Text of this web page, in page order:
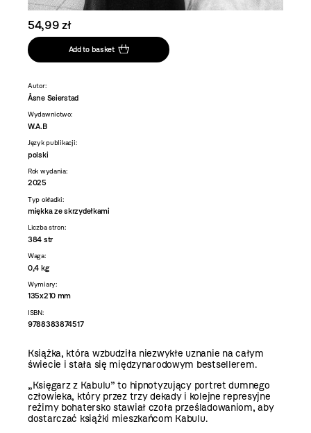
54,99 zł
Add to basket
Autor:
Åsne Seierstad
Wydawnictwo:
W.A.B
Język publikacji:
polski
Rok wydania:
2025
Typ okładki:
miękka ze skrzydełkami
Liczba stron:
384 str
Waga:
0,4 kg
Wymiary:
135x210 mm
ISBN:
9788383874517
Książka, która wzbudziła niezwykłe uznanie na całym
świecie i stała się międzynarodowym bestsellerem.
„Księgarz z Kabulu” to hipnotyzujący portret dumnego
człowie­ka, który przez trzy dekady i kolejne represyjne
reżimy boha­tersko stawiał czoła prześladowaniom, aby
dostarczać książki mieszkańcom Kabulu.